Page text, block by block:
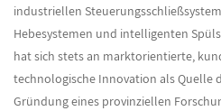
industriellen
Hebesystemen und intelligenten
hat sich stets an marktorientierte,
technologische Innovation als Quelle
Gründung eines provinziellen